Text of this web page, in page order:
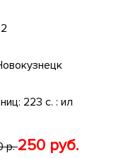
223 с. : ил
р.250 руб.